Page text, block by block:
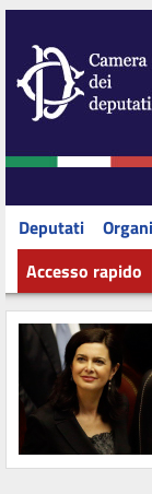
Deputati
Accesso rapido